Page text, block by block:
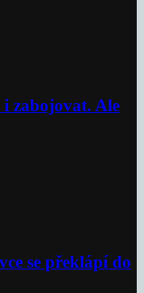
zabojovat. Ale
se překlápí do